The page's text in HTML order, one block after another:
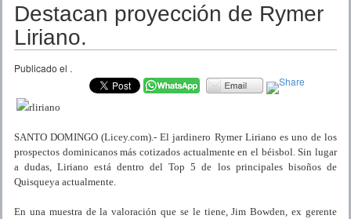
TEMPORADAS
Destacan proyección de Rymer
Liriano.
Publicado el .
SANTO DOMINGO (Licey.com).- El jardinero Rymer Liriano es uno de los
prospectos dominicanos más cotizados actualmente en el béisbol. Sin lugar
a dudas, Liriano está dentro del Top 5 de los principales bisoños de
Quisqueya actualmente.
En una muestra de la valoración que se le tiene, Jim Bowden, ex gerente